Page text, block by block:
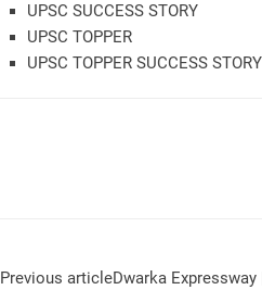
UPSC SUCCESS STORY
UPSC TOPPER
UPSC TOPPER SUCCESS STORY
Previous articleDwarka